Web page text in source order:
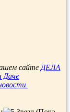
сайте ДЕЛА
Даче